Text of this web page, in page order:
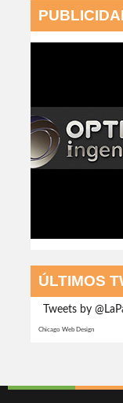
ÚLTIMOS
Tweets by
Chicago Web Design